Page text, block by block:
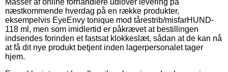
næstkommende hverdag på en række produkter,
eksempelvis EyeEnvy tonique mod tårestrib/misfarHUND-
118 ml, men som imidlertid er påkrævet at bestillingen
indsendes forinden et fastsat klokkeslæt, sådan at de kan nå
at få dit nye produkt betjent inden lagerpersonalet tager
hjem.